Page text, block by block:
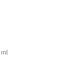
ml